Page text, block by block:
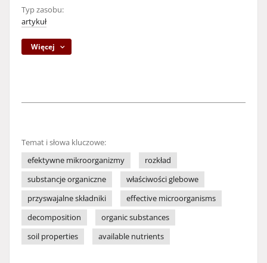
Typ zasobu:
artykuł
Więcej
Temat i słowa kluczowe:
efektywne mikroorganizmy
rozkład
substancje organiczne
właściwości glebowe
przyswajalne składniki
effective microorganisms
decomposition
organic substances
soil properties
available nutrients